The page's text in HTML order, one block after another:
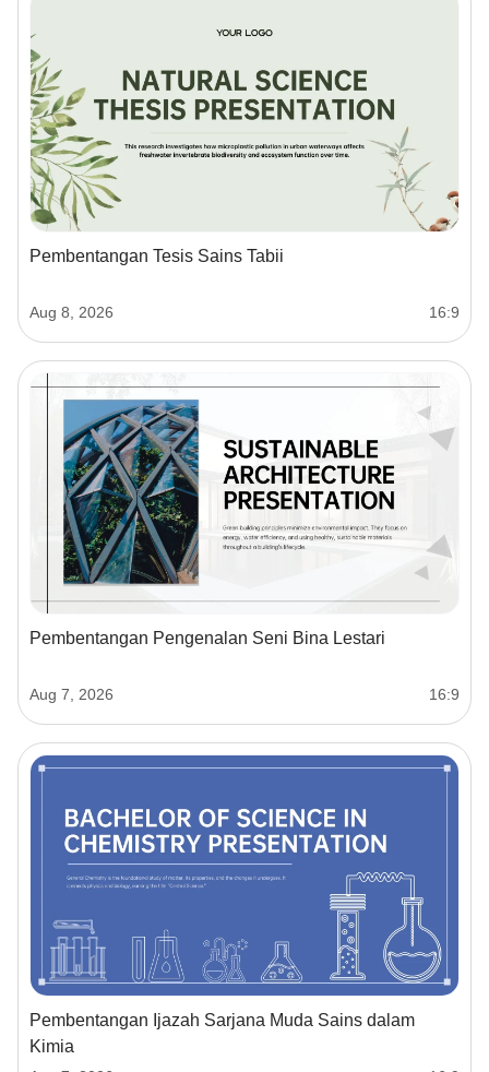
Pembentangan Tesis Sains Tabii
Aug 8, 2026 16:9
Pembentangan Pengenalan Seni Bina Lestari
Aug 7, 2026 16:9
Pembentangan Ijazah Sarjana Muda Sains dalam
Kimia